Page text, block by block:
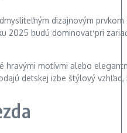
dizajnovým
2025 budú dominovať pri
motívmi alebo
detskej izbe štýlový